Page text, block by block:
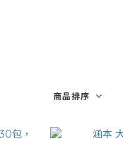
商品排序